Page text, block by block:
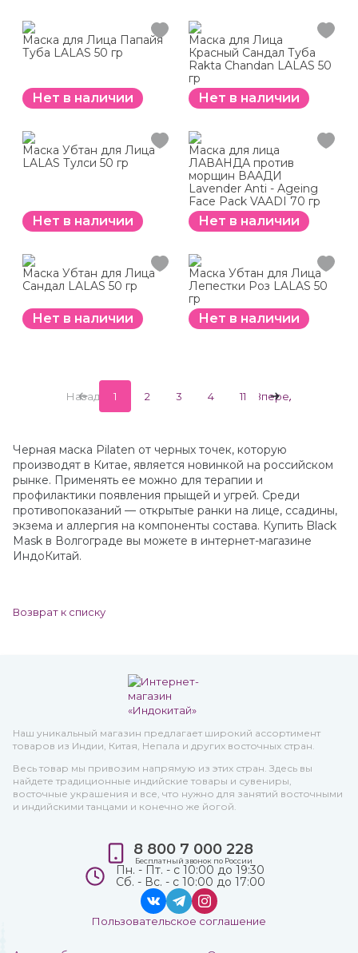
Маска для Лица Папайя
Туба LALAS 50 гр
Нет в наличии
Маска для Лица
Красный Сандал Туба
Rakta Chandan LALAS 50
гр
Нет в наличии
Маска Убтан для Лица
LALAS Тулси 50 гр
Нет в наличии
Маска для лица
ЛАВАНДА против
морщин ВААДИ
Lavender Anti - Ageing
Face Pack VAADI 70 гр
Нет в наличии
Маска Убтан для Лица
Сандал LALAS 50 гр
Нет в наличии
Маска Убтан для Лица
Лепестки Роз LALAS 50
гр
Нет в наличии
Назад 1 2 3 4 11 Вперед
Черная маска Pilaten от черных точек, которую
производят в Китае, является новинкой на российском
рынке. Применять ее можно для терапии и
профилактики появления прыщей и угрей. Среди
противопоказаний — открытые ранки на лице, ссадины,
экзема и аллергия на компоненты состава. Купить Black
Mask в Волгограде вы можете в интернет-магазине
ИндоКитай.
Возврат к списку
Наш уникальный магазин предлагает широкий ассортимент
товаров из Индии, Китая, Непала и других восточных стран.
Весь товар мы привозим напрямую из этих стран. Здесь вы
найдете традиционные индийские товары и сувениры,
восточные украшения и все, что нужно для занятий восточными
и индийскими танцами и конечно же йогой.
8 800 7 000 228
Бесплатный звонок по России
Пн. - Пт. - с 10:00 до 19:30
Сб. - Вс. - с 10:00 до 17:00
Пользовательское соглашение